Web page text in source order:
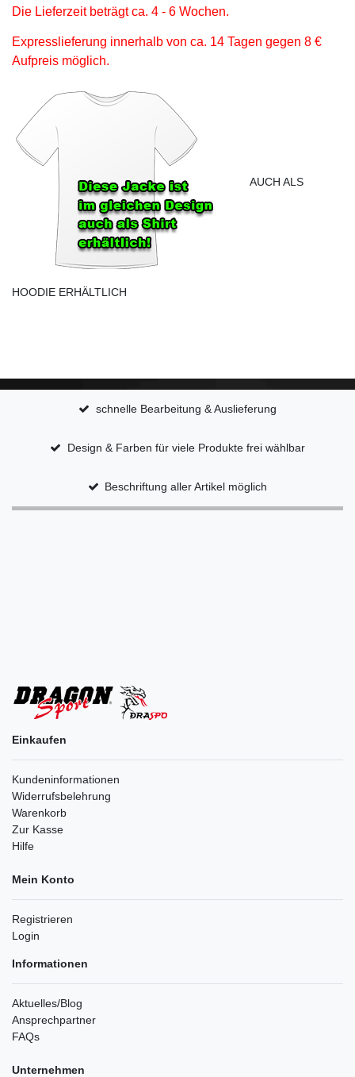
Die Lieferzeit beträgt ca. 4 - 6 Wochen.
Expresslieferung innerhalb von ca. 14 Tagen gegen 8 €
Aufpreis möglich.
AUCH ALS
HOODIE ERHÄLTLICH
schnelle Bearbeitung & Auslieferung
Design & Farben für viele Produkte frei wählbar
Beschriftung aller Artikel möglich
Einkaufen
Kundeninformationen
Widerrufsbelehrung
Warenkorb
Zur Kasse
Hilfe
Mein Konto
Registrieren
Login
Informationen
Aktuelles/Blog
Ansprechpartner
FAQs
Unternehmen